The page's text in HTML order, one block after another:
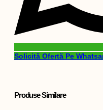
Solicită Ofertă Pe
Produse Similare